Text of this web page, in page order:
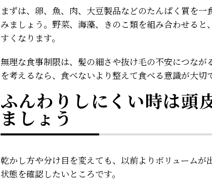
まずは、卵、魚、肉、大豆製品などのたんぱく質を
みましょう。野菜、海藻、きのこ類を組み合わせると
すくなります。
無理な食事制限は、髪の細さや抜け毛の不安につなが
を考えるなら、食べないより整えて食べる意識が大切
ふんわりしにくい時は頭
ましょう
乾かし方や分け目を変えても、以前よりボリュームが
状態を確認したいところです。